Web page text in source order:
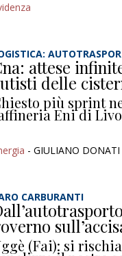
attese
delle
più sprint
Eni di
- GIULIANO DONATI
CARBURANTI
(Fai): si